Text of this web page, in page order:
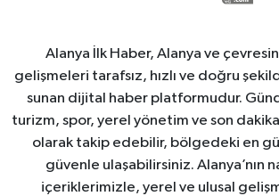
Alanya İlk Haber, Alanya ve
gelişmeleri tarafsız, hızlı ve doğru
sunan dijital haber platformudur.
turizm, spor, yerel yönetim ve son
olarak takip edebilir, bölgedeki en
güvenle ulaşabilirsiniz. Alanya’nın
içeriklerimizle, yerel ve ulusal